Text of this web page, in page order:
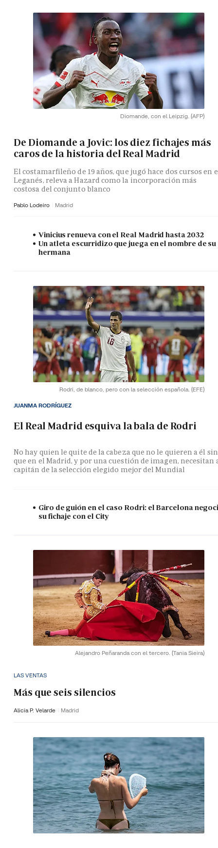
Diomande, con el Leipzig. (AFP)
De Diomande a Jovic: los diez fichajes más
caros de la historia del Real Madrid
El costamarfileño de 19 años, que jugó hace dos cursos en
Leganés, releva a Hazard como la incorporación más
costosa del conjunto blanco
Pablo Lodeiro Madrid
Vinicius renueva con el Real Madrid hasta 2032
Un atleta escurridizo que juega en el nombre de su
hermana
Rodri, de blanco, pero con la selección española. (EFE)
El Real Madrid esquiva la bala de Rodri
No hay quien le quite de la cabeza que no le quieren a él
que en el Madrid, y por una cuestión de imagen, necesitan
capitán de la selección elegido mejor del Mundial
JUANMA RODRÍGUEZ
Giro de guión en el caso Rodri: el Barcelona
su fichaje con el City
Alejandro Peñaranda con el tercero. (Tania Sieira)
LAS VENTAS
Más que seis silencios
Alicia P. Velarde Madrid